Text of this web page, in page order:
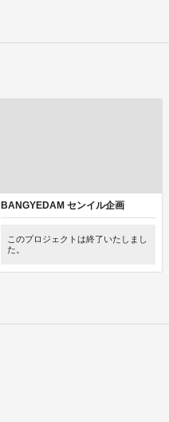
BANGYEDAM センイル企画
このプロジェクトは終了いたしまし
た。